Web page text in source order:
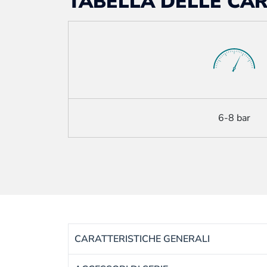
6-8 bar
CARATTERISTICHE GENERALI